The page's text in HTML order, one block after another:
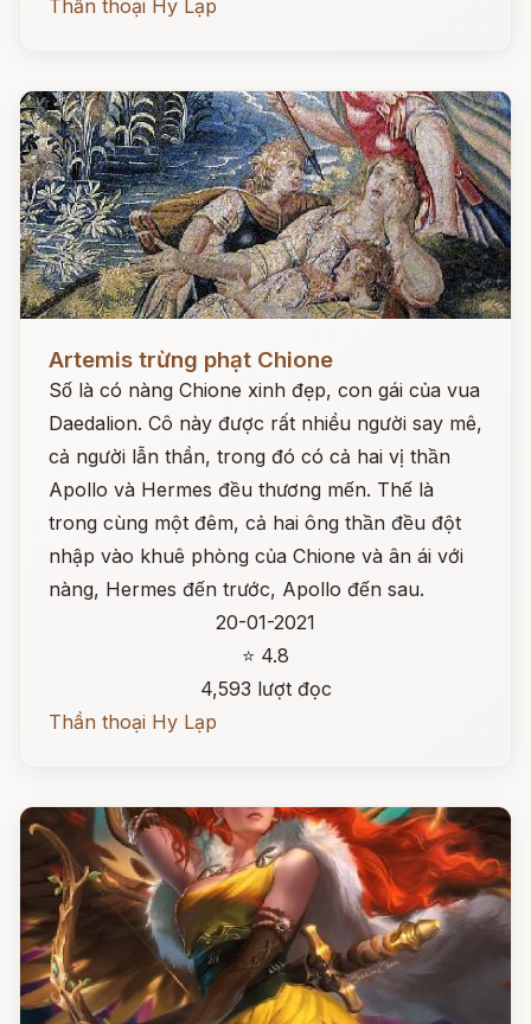
Thần thoại Hy Lạp
Artemis trừng phạt Chione
Số là có nàng Chione xinh đẹp, con gái của vua
Daedalion. Cô này được rất nhiều người say mê,
cả người lẫn thần, trong đó có cả hai vị thần
Apollo và Hermes đều thương mến. Thế là
trong cùng một đêm, cả hai ông thần đều đột
nhập vào khuê phòng của Chione và ân ái với
nàng, Hermes đến trước, Apollo đến sau.
20-01-2021
⭐ 4.8
4,593 lượt đọc
Thần thoại Hy Lạp